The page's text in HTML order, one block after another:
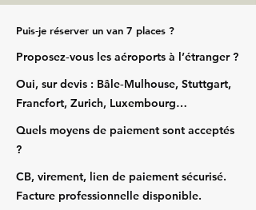
Puis‑je réserver un van 7 places ?
Proposez‑vous les aéroports à l’étranger ?
Oui, sur devis : Bâle‑Mulhouse, Stuttgart,
Francfort, Zurich, Luxembourg…
Quels moyens de paiement sont acceptés
?
CB, virement, lien de paiement sécurisé.
Facture professionnelle disponible.